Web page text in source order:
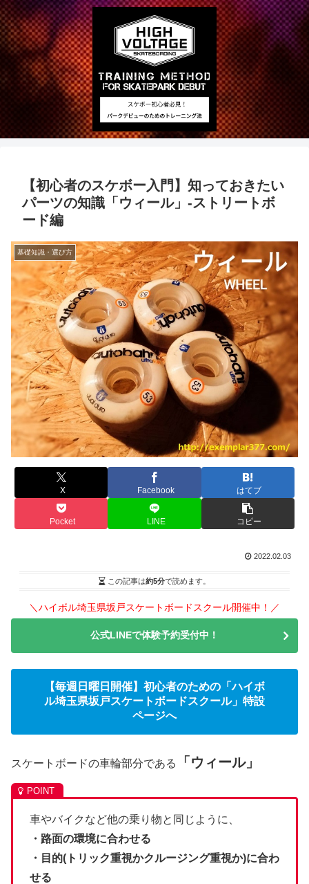
【初心者のスケボー入門】知っておきたい
パーツの知識「ウィール」-ストリートボ
ード編
基礎知識・選び方
X Facebook はてブ
Pocket LINE コピー
2022.02.03
この記事は約5分で読めます。
＼ハイボル埼玉県坂戸スケートボードスクール開催中！／
公式LINEで体験予約受付中！
【毎週日曜日開催】初心者のための「ハイボ
ル埼玉県坂戸スケートボードスクール」特設
ページへ
スケートボードの車輪部分である 「ウィール」
車やバイクなど他の乗り物と同じように、
・路面の環境に合わせる
・目的(トリック重視かクルージング重視か)に合わ
せる